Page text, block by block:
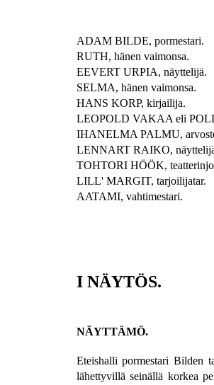
ADAM BILDE, pormestari.
RUTH, hänen vaimonsa.
EEVERT URPIA, näyttelijä.
SELMA, hänen vaimonsa.
HANS KORP, kirjailija.
LEOPOLD VAKAA eli
IHANELMA PALMU,
LENNART RAIKO,
TOHTORI HÖÖK,
LILL' MARGIT, tarjoilijatar.
AATAMI, vahtimestari.
I NÄYTÖS.
NÄYTTÄMÖ.
Eteishalli pormestari Bilden
lähettyvillä seinällä korkea